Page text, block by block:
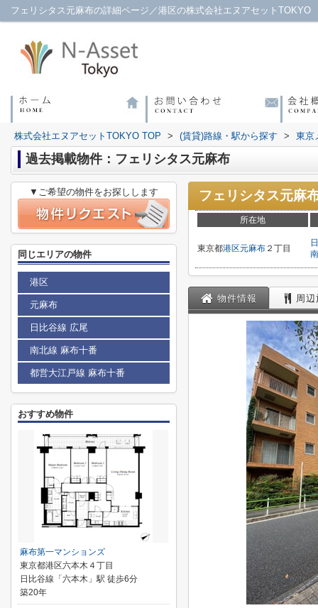
フェリシタス元麻布の詳細ページ／港区の株式会社エヌアセットTOKYO
株式会社エヌアセットTOKYO TOP > (賃貸)路線・駅から探す > 東京
過去掲載物件：フェリシタス元麻布
フェリシタス元麻
所在地
東京都港区元麻布 ２丁目
物件情報 周
▼ご希望の物件をお探しします
同じエリアの物件
港区
元麻布
日比谷線 広尾
南北線 麻布十番
都営大江戸線 麻布十番
おすすめ物件
麻布第一マンションズ
東京都港区六本木４丁目
日比谷線「六本木」駅 徒歩6分
築20年